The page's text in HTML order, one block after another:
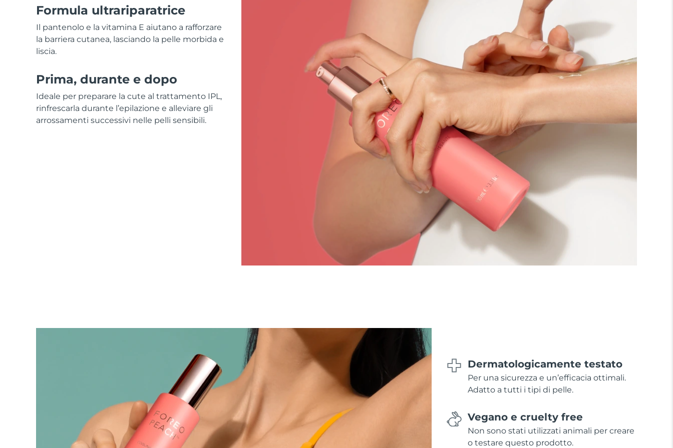
Formula ultrariparatrice
Il pantenolo e la vitamina E aiutano a rafforzare
la barriera cutanea, lasciando la pelle morbida e
liscia.
Prima, durante e dopo
Ideale per preparare la cute al trattamento IPL,
rinfrescarla durante l’epilazione e alleviare gli
arrossamenti successivi nelle pelli sensibili.
Dermatologicamente testato
Per una sicurezza e un’efficacia ottimali.
Adatto a tutti i tipi di pelle.
Vegano e cruelty free
Non sono stati utilizzati animali per creare
o testare questo prodotto.